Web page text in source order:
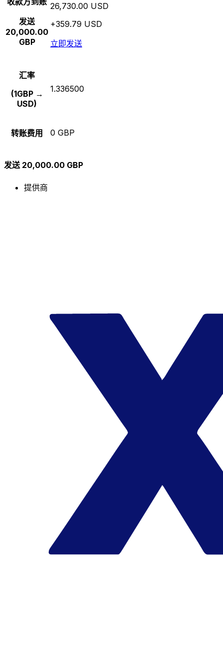
发送
20,000.00
GBP
26,730.00 USD
+359.79 USD
立即发送
汇率
(1GBP →
USD)
1.336500
转账费用 0 GBP
发送 20,000.00 GBP
提供商